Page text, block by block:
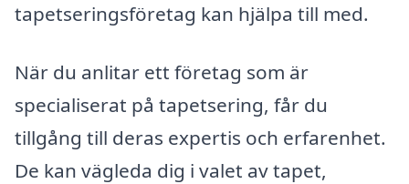
tapetseringsföretag kan hjälpa till med.
När du anlitar ett företag som är
specialiserat på tapetsering, får du
tillgång till deras expertis och erfarenhet.
De kan vägleda dig i valet av tapet,